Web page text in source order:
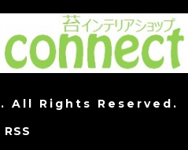
. All Rights Reserved.
RSS